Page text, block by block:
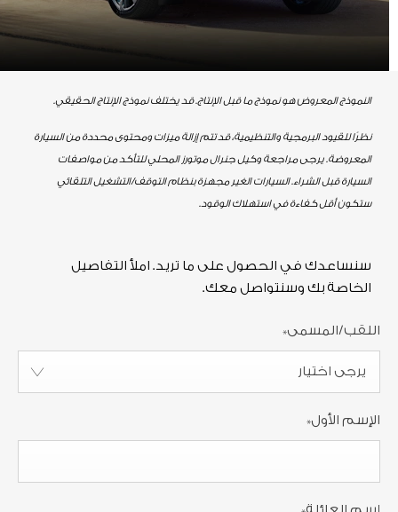
النموذج المعروض هو نموذج ما قبل الإنتاج. قد يختلف نموذج الإنتاج الحقيقي.
نظرًا للقيود البرمجية والتنظيمية، قد تتم إزالة ميزات ومحتوى محددة من السيارة
المعروضة. يرجى مراجعة وكيل جنرال موتورز المحلي للتأكد من مواصفات
السيارة قبل الشراء. السيارات الغير مجهزة بنظام التوقف/التشغيل التلقائي
ستكون أقل كفاءة في استهلاك الوقود.
سنساعدك في الحصول على ما تريد. املأ التفاصيل
الخاصة بك وسنتواصل معك.
اللقب/المسمى*
يرجى اختيار
الإسم الأول*